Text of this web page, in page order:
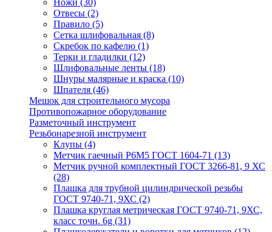
Ножи (30)
Отвесы (2)
Правило (5)
Сетка шлифовальная (8)
Скребок по кафелю (1)
Терки и гладилки (12)
Шлифовальные ленты (18)
Шнуры малярные и краска (10)
Шпателя (46)
Мешок для строительного мусора
Противопожарное оборудование
Разметочный инструмент
Резьбонарезной инструмент
Клупы (4)
Метчик гаечный Р6М5 ГОСТ 1604-71 (13)
Метчик ручной комплектный ГОСТ 3266-81, 9 ХС
(28)
Плашка для трубной цилиндрической резьбы
ГОСТ 9740-71, 9ХС (2)
Плашка круглая метрическая ГОСТ 9740-71, 9ХС,
класс точн. 6g (31)